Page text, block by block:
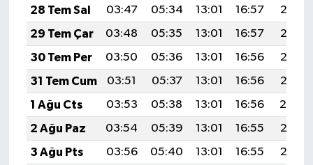
28 Tem Sal
03:47 05:34 13:01 16:57
20:18
29 Tem Çar
03:48 05:35 13:01 16:57
20:17
30 Tem Per
03:50 05:36 13:01 16:56
20:16
31 Tem Cum
03:51 05:37 13:01 16:56
20:15
1 Ağu Cts
03:53 05:38 13:01 16:56
20:14
2 Ağu Paz
03:54 05:39 13:01 16:55
20:13
3 Ağu Pts
03:56 05:40 13:01 16:55
20:12